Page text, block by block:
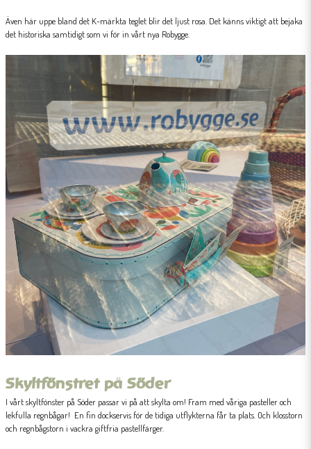
Även här uppe bland det K-märkta teglet blir det ljust rosa. Det känns viktigt att bejaka
det historiska samtidigt som vi för in vårt nya Robygge.
Skyltfönstret på Söder
I vårt skyltfönster på Söder passar vi på att skylta om! Fram med våriga pasteller och
lekfulla regnbågar! En fin dockservis för de tidiga utflykterna får ta plats. Och klosstorn
och regnbågstorn i vackra giftfria pastellfärger.